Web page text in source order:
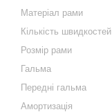
Матеріал рами
Кількість швидкостей
Розмір рами
Гальма
Передні гальма
Амортизація